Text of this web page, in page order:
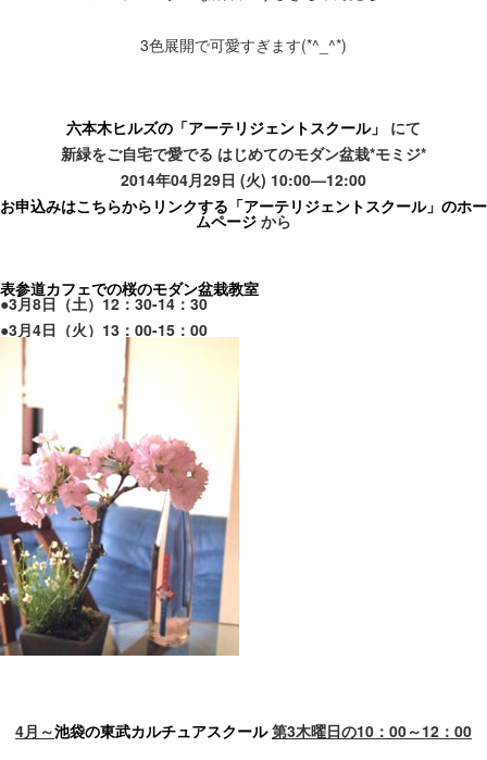
3色展開で可愛すぎます(*^_^*)
六本木ヒルズの「アーテリジェントスクール」 にて
新緑をご自宅で愛でる はじめてのモダン盆栽*モミジ*
2014年04月29日 (火) 10:00—12:00
お申込みはこちらからリンクする「アーテリジェントスクール」のホー
ムページ から
表参道カフェでの桜のモダン盆栽教室
●3月8日（土）12：30-14：30
●3月4日（火）13：00-15：00
4月～池袋の東武カルチュアスクール 第3木曜日の10：00～12：00